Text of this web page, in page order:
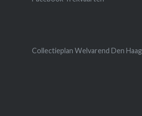
Collectieplan Welvarend Den Haag